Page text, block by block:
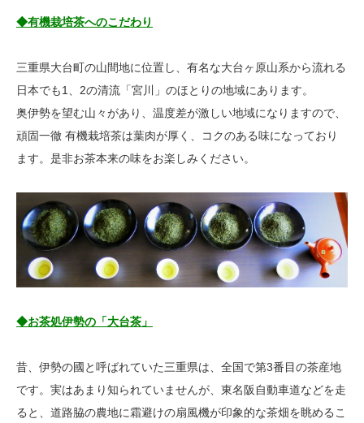
◆有機栽培茶へのこだわり
三重県大台町の山間地に位置し、有名な大台ヶ原山系から流れる
日本でも1、2の清流「宮川」のほとりの地域にあります。
奥伊勢を望む山々があり、温度差が激しい地域になりますので、
頑固一徹 有機栽培茶は葉肉が厚く、コクのある味になっており
ます。是非お茶本来の味をお楽しみください。
◆お茶処伊勢の「大台茶」
昔、伊勢の國と呼ばれていた三重県は、全国で第3番目の茶産地
です。実はあまり知られていませんが、東名阪自動車道などを走
ると、道路脇の農地に霜避けの扇風機が印象的な茶畑を眺めるこ